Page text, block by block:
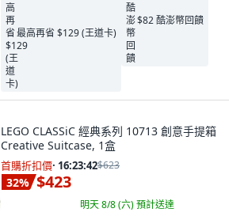
最高再省 $129 (王道卡)
$82 酷澎幣回饋
LEGO CLASSiC 經典系列 10713 創意手提箱
Creative Suitcase, 1盒
首購折扣價· 16:23:41$623
32% $423
明天 8/8 (六)預計送達